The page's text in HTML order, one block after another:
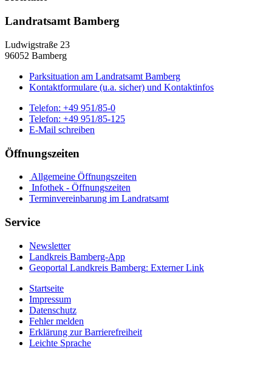
Landratsamt Bamberg
Ludwigstraße 23
96052 Bamberg
Parksituation am Landratsamt Bamberg
Kontaktformulare (u.a. sicher) und Kontaktinfos
Telefon: +49 951/85-0
Telefon: +49 951/85-125
E-Mail schreiben
Öffnungszeiten
Allgemeine Öffnungszeiten
Infothek - Öffnungszeiten
Terminvereinbarung im Landratsamt
Service
Newsletter
Landkreis Bamberg-App
Geoportal Landkreis Bamberg: Externer Link
Startseite
Impressum
Datenschutz
Fehler melden
Erklärung zur Barrierefreiheit
Leichte Sprache